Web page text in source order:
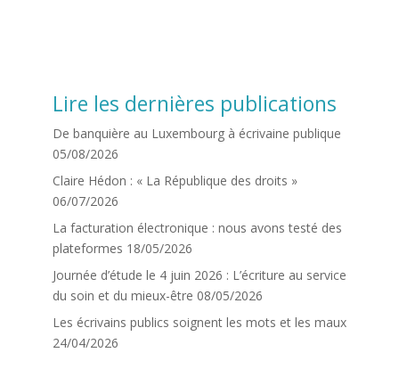
Lire les dernières publications
De banquière au Luxembourg à écrivaine publique
05/08/2026
Claire Hédon : « La République des droits »
06/07/2026
La facturation électronique : nous avons testé des
plateformes 18/05/2026
Journée d’étude le 4 juin 2026 : L’écriture au service
du soin et du mieux-être 08/05/2026
Les écrivains publics soignent les mots et les maux
24/04/2026